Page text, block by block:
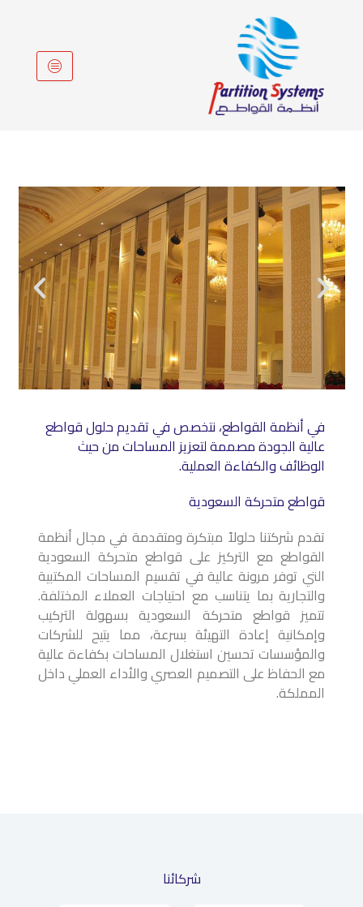
في أنظمة القواطع، نتخصص في تقديم حلول قواطع
عالية الجودة مصممة لتعزيز المساحات من حيث
الوظائف والكفاءة العملية.
قواطع متحركة السعودية
تقدم شركتنا حلولاً مبتكرة ومتقدمة في مجال أنظمة
القواطع مع التركيز على قواطع متحركة السعودية
التي توفر مرونة عالية في تقسيم المساحات المكتبية
والتجارية بما يتناسب مع احتياجات العملاء المختلفة.
تتميز قواطع متحركة السعودية بسهولة التركيب
وإمكانية إعادة التهيئة بسرعة، مما يتيح للشركات
والمؤسسات تحسين استغلال المساحات بكفاءة عالية
مع الحفاظ على التصميم العصري والأداء العملي داخل
المملكة.
شركائنا